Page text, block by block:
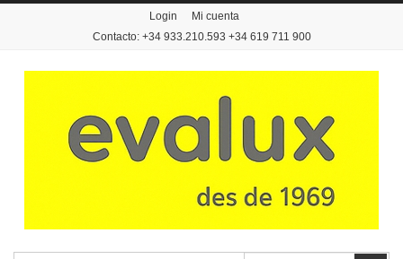
Login
Mi cuenta
Contacto: +34 933.210.593 +34 619 711 900